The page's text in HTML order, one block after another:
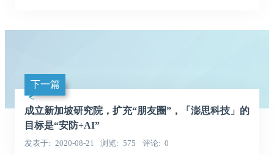
下一篇
成立新加坡研究院，扩充“朋友圈”，「澎思科技」的
目标是“安防+AI”
发表于 2020-08-21 浏览 575 评论 0